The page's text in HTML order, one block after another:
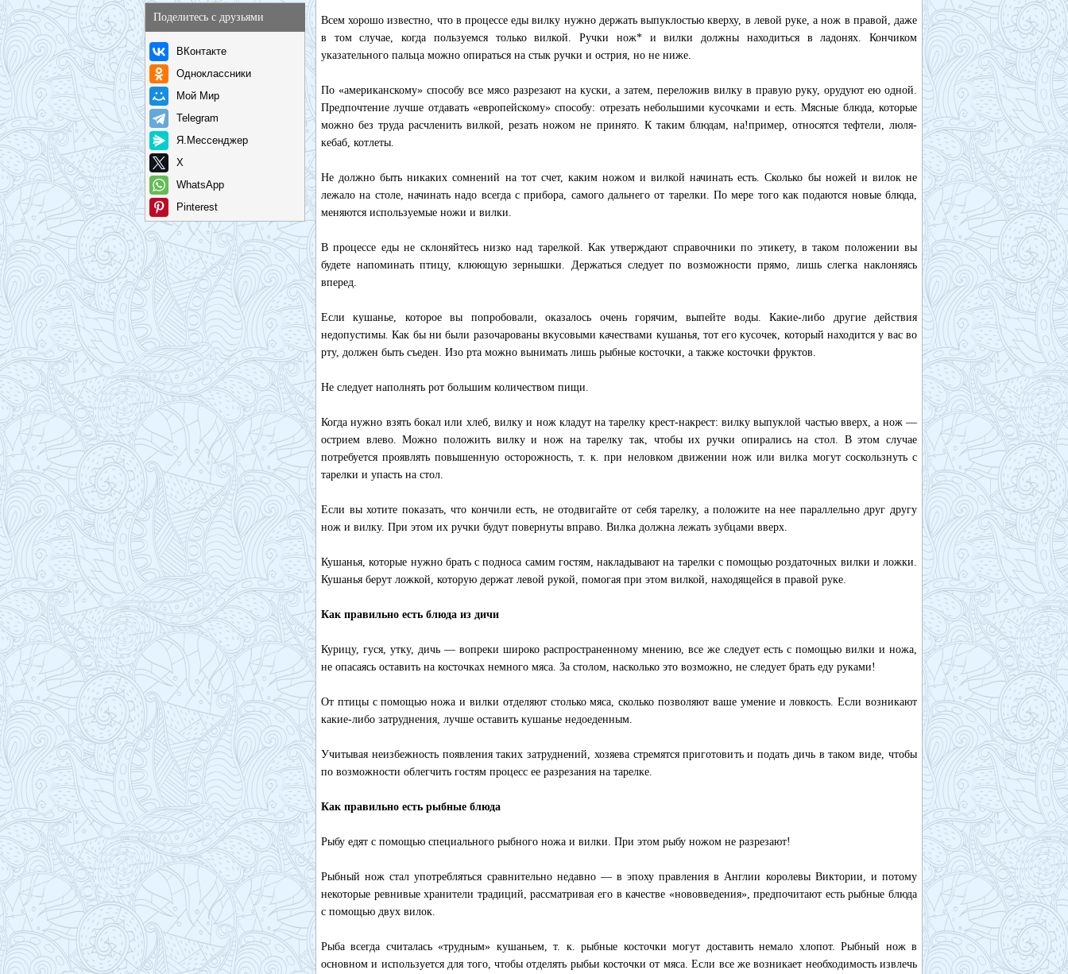
Поделитесь с друзьями
ВКонтакте
Одноклассники
Мой Мир
Telegram
Я.Мессенджер
X
WhatsApp
Pinterest
Всем хорошо известно, что в процессе еды вилку нужно держать выпуклостью кверху, в левой руке, а нож в правой, даже
в том случае, когда пользуемся только вилкой. Ручки нож* и вилки должны находиться в ладонях. Кончиком
указательного пальца можно опираться на стык ручки и острия, но не ниже.
По «американскому» способу все мясо разрезают на куски, а затем, переложив вилку в правую руку, орудуют ею одной.
Предпочтение лучше отдавать «европейскому» способу: отрезать небольшими кусочками и есть. Мясные блюда, которые
можно без труда расчленить вилкой, резать ножом не принято. К таким блюдам, на!пример, относятся тефтели, люля-
кебаб, котлеты.
Не должно быть никаких сомнений на тот счет, каким ножом и вилкой начинать есть. Сколько бы ножей и вилок не
лежало на столе, начинать надо всегда с прибора, самого дальнего от тарелки. По мере того как подаются новые блюда,
меняются используемые ножи и вилки.
В процессе еды не склоняйтесь низко над тарелкой. Как утверждают справочники по этикету, в таком положении вы
будете напоминать птицу, клюющую зернышки. Держаться следует по возможности прямо, лишь слегка наклоняясь
вперед.
Если кушанье, которое вы попробовали, оказалось очень горячим, выпейте воды. Какие-либо другие действия
недопустимы. Как бы ни были разочарованы вкусовыми качествами кушанья, тот его кусочек, который находится у вас во
рту, должен быть съеден. Изо рта можно вынимать лишь рыбные косточки, а также косточки фруктов.
Не следует наполнять рот большим количеством пищи.
Когда нужно взять бокал или хлеб, вилку и нож кладут на тарелку крест-накрест: вилку выпуклой частью вверх, а нож —
острием влево. Можно положить вилку и нож на тарелку так, чтобы их ручки опирались на стол. В этом случае
потребуется проявлять повышенную осторожность, т. к. при неловком движении нож или вилка могут соскользнуть с
тарелки и упасть на стол.
Если вы хотите показать, что кончили есть, не отодвигайте от себя тарелку, а положите на нее параллельно друг другу
нож и вилку. При этом их ручки будут повернуты вправо. Вилка должна лежать зубцами вверх.
Кушанья, которые нужно брать с подноса самим гостям, накладывают на тарелки с помощью роздаточных вилки и ложки.
Кушанья берут ложкой, которую держат левой рукой, помогая при этом вилкой, находящейся в правой руке.
Как правильно есть блюда из дичи
Курицу, гуся, утку, дичь — вопреки широко распространенному мнению, все же следует есть с помощью вилки и ножа,
не опасаясь оставить на косточках немного мяса. За столом, насколько это возможно, не следует брать еду руками!
От птицы с помощью ножа и вилки отделяют столько мяса, сколько позволяют ваше умение и ловкость. Если возникают
какие-либо затруднения, лучше оставить кушанье недоеденным.
Учитывая неизбежность появления таких затруднений, хозяева стремятся приготовить и подать дичь в таком виде, чтобы
по возможности облегчить гостям процесс ее разрезания на тарелке.
Как правильно есть рыбные блюда
Рыбу едят с помощью специального рыбного ножа и вилки. При этом рыбу ножом не разрезают!
Рыбный нож стал употребляться сравнительно недавно — в эпоху правления в Англии королевы Виктории, и потому
некоторые ревнивые хранители традиций, рассматривая его в качестве «нововведения», предпочитают есть рыбные блюда
с помощью двух вилок.
Рыба всегда считалась «трудным» кушаньем, т. к. рыбные косточки могут доставить немало хлопот. Рыбный нож в
основном и используется для того, чтобы отделять рыбьи косточки от мяса. Если все же возникает необходимость извлечь